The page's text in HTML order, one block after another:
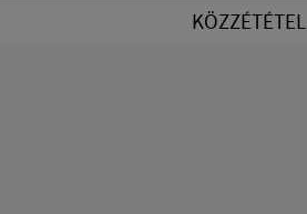
KÖZZÉTÉTEL